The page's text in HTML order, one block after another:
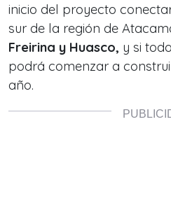
inicio del proyecto
sur de la región de
Freirina y Huasco, y si
podrá comenzar a
año.